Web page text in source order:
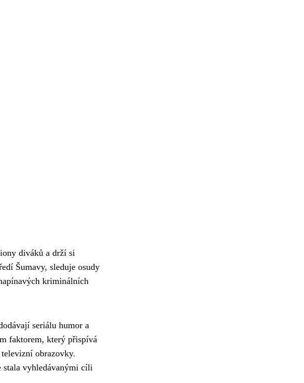
diváků a drží si
Šumavy, sleduje osudy
kriminálních
seriálu humor a
faktorem, který přispívá
obrazovky.
stala vyhledávanými cíli